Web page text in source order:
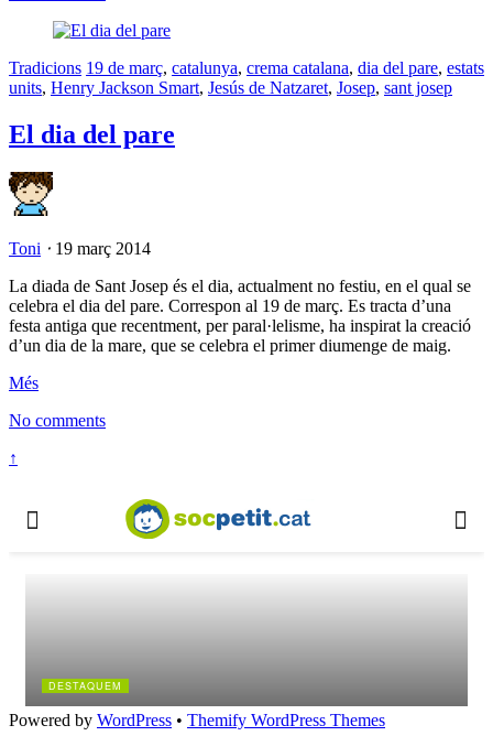
Tradicions 19 de març, catalunya, crema catalana, dia del pare, estats
units, Henry Jackson Smart, Jesús de Natzaret, Josep, sant josep
El dia del pare
Toni ⋅ 19 març 2014
La diada de Sant Josep és el dia, actualment no festiu, en el qual se
celebra el dia del pare. Correspon al 19 de març. Es tracta d’una
festa antiga que recentment, per paral·lelisme, ha inspirat la creació
d’un dia de la mare, que se celebra el primer diumenge de maig.
Més
No comments
↑
Powered by WordPress • Themify WordPress Themes